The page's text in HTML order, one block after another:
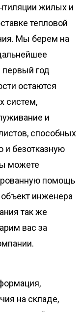
жилых и
тепловой
Мы берем на
год
остаются
систем,
и
способных
и безотказную
можете
помощь
инженера
так же
вас за
на складе,